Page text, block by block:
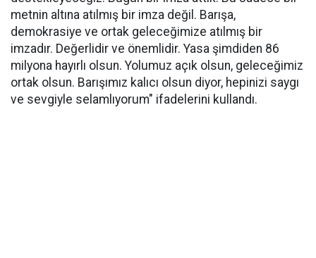
metnin altına atılmış bir imza değil. Barışa,
demokrasiye ve ortak geleceğimize atılmış bir
imzadır. Değerlidir ve önemlidir. Yasa şimdiden 86
milyona hayırlı olsun. Yolumuz açık olsun, geleceğimiz
ortak olsun. Barışımız kalıcı olsun diyor, hepinizi saygı
ve sevgiyle selamlıyorum" ifadelerini kullandı.